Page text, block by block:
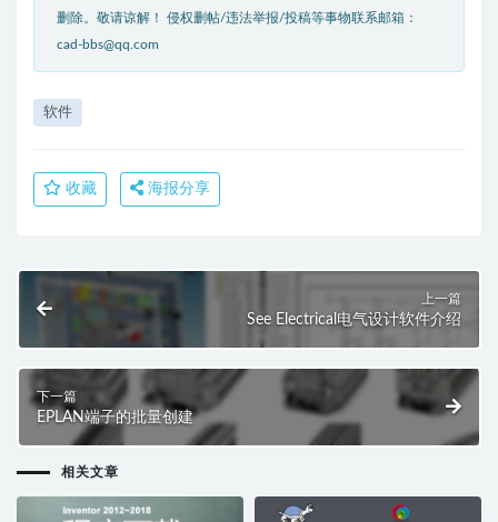
删除。敬请谅解！ 侵权删帖/违法举报/投稿等事物联系邮箱：
cad-bbs@qq.com
软件
收藏 海报分享
上一篇
See Electrical电气设计软件介绍
下一篇
EPLAN端子的批量创建
相关文章